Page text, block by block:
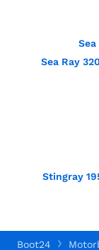
Sea Ray
Stingray
Boot24